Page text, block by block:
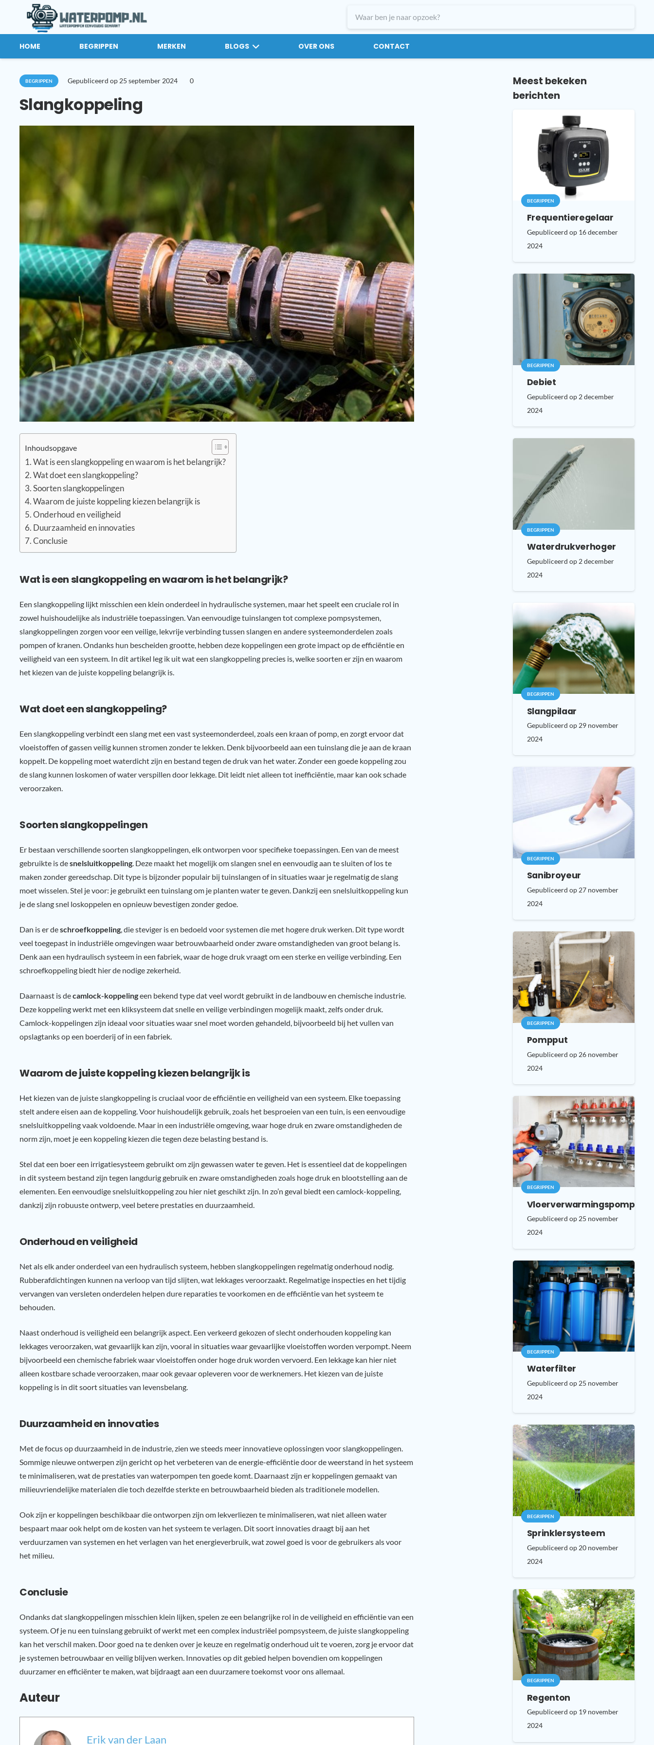
HOME BEGRIPPEN MERKEN BLOGS OVER ONS CONTACT
BEGRIPPEN Gepubliceerd op 25 september 2024 0
Slangkoppeling
Inhoudsopgave
Wat is een slangkoppeling en waarom is het belangrijk?
Wat doet een slangkoppeling?
Soorten slangkoppelingen
Waarom de juiste koppeling kiezen belangrijk is
Onderhoud en veiligheid
Duurzaamheid en innovaties
Conclusie
Wat is een slangkoppeling en waarom is het belangrijk?
Een slangkoppeling lijkt misschien een klein onderdeel in hydraulische systemen, maar het speelt een cruciale rol in
zowel huishoudelijke als industriële toepassingen. Van eenvoudige tuinslangen tot complexe pompsystemen,
slangkoppelingen zorgen voor een veilige, lekvrije verbinding tussen slangen en andere systeemonderdelen zoals
pompen of kranen. Ondanks hun bescheiden grootte, hebben deze koppelingen een grote impact op de efficiëntie en
veiligheid van een systeem. In dit artikel leg ik uit wat een slangkoppeling precies is, welke soorten er zijn en waarom
het kiezen van de juiste koppeling belangrijk is.
Wat doet een slangkoppeling?
Een slangkoppeling verbindt een slang met een vast systeemonderdeel, zoals een kraan of pomp, en zorgt ervoor dat
vloeistoffen of gassen veilig kunnen stromen zonder te lekken. Denk bijvoorbeeld aan een tuinslang die je aan de kraan
koppelt. De koppeling moet waterdicht zijn en bestand tegen de druk van het water. Zonder een goede koppeling zou
de slang kunnen loskomen of water verspillen door lekkage. Dit leidt niet alleen tot inefficiëntie, maar kan ook schade
veroorzaken.
Soorten slangkoppelingen
Er bestaan verschillende soorten slangkoppelingen, elk ontworpen voor specifieke toepassingen. Een van de meest
gebruikte is desnelsluitkoppeling. Deze maakt het mogelijk om slangen snel en eenvoudig aan te sluiten of los te
maken zonder gereedschap. Dit type is bijzonder populair bij tuinslangen of in situaties waar je regelmatig de slang
moet wisselen. Stel je voor: je gebruikt een tuinslang om je planten water te geven. Dankzij een snelsluitkoppeling kun
je de slang snel loskoppelen en opnieuw bevestigen zonder gedoe.
Dan is er deschroefkoppeling, die steviger is en bedoeld voor systemen die met hogere druk werken. Dit type wordt
veel toegepast in industriële omgevingen waar betrouwbaarheid onder zware omstandigheden van groot belang is.
Denk aan een hydraulisch systeem in een fabriek, waar de hoge druk vraagt om een sterke en veilige verbinding. Een
schroefkoppeling biedt hier de nodige zekerheid.
Daarnaast is decamlock-koppelingeen bekend type dat veel wordt gebruikt in de landbouw en chemische industrie.
Deze koppeling werkt met een kliksysteem dat snelle en veilige verbindingen mogelijk maakt, zelfs onder druk.
Camlock-koppelingen zijn ideaal voor situaties waar snel moet worden gehandeld, bijvoorbeeld bij het vullen van
opslagtanks op een boerderij of in een fabriek.
Waarom de juiste koppeling kiezen belangrijk is
Het kiezen van de juiste slangkoppeling is cruciaal voor de efficiëntie en veiligheid van een systeem. Elke toepassing
stelt andere eisen aan de koppeling. Voor huishoudelijk gebruik, zoals het besproeien van een tuin, is een eenvoudige
snelsluitkoppeling vaak voldoende. Maar in een industriële omgeving, waar hoge druk en zware omstandigheden de
norm zijn, moet je een koppeling kiezen die tegen deze belasting bestand is.
Stel dat een boer een irrigatiesysteem gebruikt om zijn gewassen water te geven. Het is essentieel dat de koppelingen
in dit systeem bestand zijn tegen langdurig gebruik en zware omstandigheden zoals hoge druk en blootstelling aan de
elementen. Een eenvoudige snelsluitkoppeling zou hier niet geschikt zijn. In zo’n geval biedt een camlock-koppeling,
dankzij zijn robuuste ontwerp, veel betere prestaties en duurzaamheid.
Onderhoud en veiligheid
Net als elk ander onderdeel van een hydraulisch systeem, hebben slangkoppelingen regelmatig onderhoud nodig.
Rubberafdichtingen kunnen na verloop van tijd slijten, wat lekkages veroorzaakt. Regelmatige inspecties en het tijdig
vervangen van versleten onderdelen helpen dure reparaties te voorkomen en de efficiëntie van het systeem te
behouden.
Naast onderhoud is veiligheid een belangrijk aspect. Een verkeerd gekozen of slecht onderhouden koppeling kan
lekkages veroorzaken, wat gevaarlijk kan zijn, vooral in situaties waar gevaarlijke vloeistoffen worden verpompt. Neem
bijvoorbeeld een chemische fabriek waar vloeistoffen onder hoge druk worden vervoerd. Een lekkage kan hier niet
alleen kostbare schade veroorzaken, maar ook gevaar opleveren voor de werknemers. Het kiezen van de juiste
koppeling is in dit soort situaties van levensbelang.
Duurzaamheid en innovaties
Met de focus op duurzaamheid in de industrie, zien we steeds meer innovatieve oplossingen voor slangkoppelingen.
Sommige nieuwe ontwerpen zijn gericht op het verbeteren van de energie-efficiëntie door de weerstand in het systeem
te minimaliseren, wat de prestaties van waterpompen ten goede komt. Daarnaast zijn er koppelingen gemaakt van
milieuvriendelijke materialen die toch dezelfde sterkte en betrouwbaarheid bieden als traditionele modellen.
Ook zijn er koppelingen beschikbaar die ontworpen zijn om lekverliezen te minimaliseren, wat niet alleen water
bespaart maar ook helpt om de kosten van het systeem te verlagen. Dit soort innovaties draagt bij aan het
verduurzamen van systemen en het verlagen van het energieverbruik, wat zowel goed is voor de gebruikers als voor
het milieu.
Conclusie
Ondanks dat slangkoppelingen misschien klein lijken, spelen ze een belangrijke rol in de veiligheid en efficiëntie van een
systeem. Of je nu een tuinslang gebruikt of werkt met een complex industriëel pompsysteem, de juiste slangkoppeling
kan het verschil maken. Door goed na te denken over je keuze en regelmatig onderhoud uit te voeren, zorg je ervoor dat
je systemen betrouwbaar en veilig blijven werken. Innovaties op dit gebied helpen bovendien om koppelingen
duurzamer en efficiënter te maken, wat bijdraagt aan een duurzamere toekomst voor ons allemaal.
Auteur
Erik van der Laan
Meest bekeken
berichten
BEGRIPPEN
Frequentieregelaar
Gepubliceerd op 16 december
2024
BEGRIPPEN
Debiet
Gepubliceerd op 2 december
2024
BEGRIPPEN
Waterdrukverhoger
Gepubliceerd op 2 december
2024
BEGRIPPEN
Slangpilaar
Gepubliceerd op 29 november
2024
BEGRIPPEN
Sanibroyeur
Gepubliceerd op 27 november
2024
BEGRIPPEN
Pompput
Gepubliceerd op 26 november
2024
BEGRIPPEN
Vloerverwarmingspomp
Gepubliceerd op 25 november
2024
BEGRIPPEN
Waterfilter
Gepubliceerd op 25 november
2024
BEGRIPPEN
Sprinklersysteem
Gepubliceerd op 20 november
2024
BEGRIPPEN
Regenton
Gepubliceerd op 19 november
2024